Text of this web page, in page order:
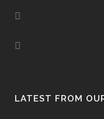
LATEST FROM